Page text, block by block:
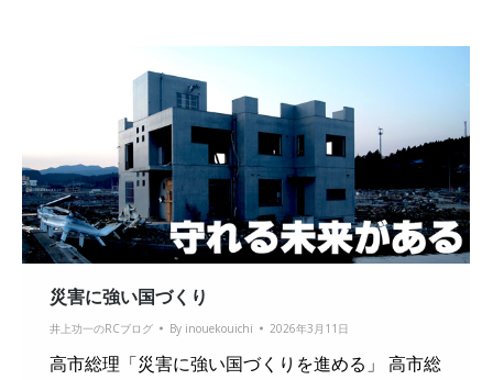
災害に強い国づくり
井上功一のRCブログ By inouekouichi 2026年3月11日
高市総理「災害に強い国づくりを進める」 高市総